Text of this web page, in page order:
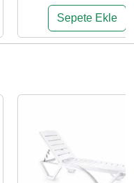
Sepete Ekle